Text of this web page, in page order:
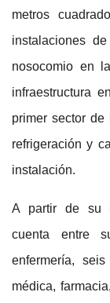
metros
instalaciones
nosocomio en
infraestructura
primer sector
refrigeración y
instalación.
A partir de su
cuenta entre
enfermería,
médica,